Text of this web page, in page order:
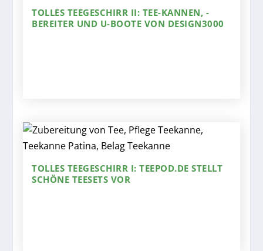
TOLLES TEEGESCHIRR II: TEE-KANNEN, -
BEREITER UND U-BOOTE VON DESIGN3000
TOLLES TEEGESCHIRR I: TEEPOD.DE STELLT
SCHÖNE TEESETS VOR